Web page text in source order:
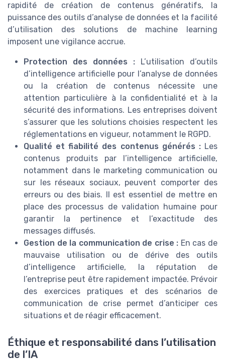
rapidité de création de contenus génératifs, la
puissance des outils d’analyse de données et la facilité
d’utilisation des solutions de machine learning
imposent une vigilance accrue.
Protection des données : L’utilisation d’outils
d’intelligence artificielle pour l’analyse de données
ou la création de contenus nécessite une
attention particulière à la confidentialité et à la
sécurité des informations. Les entreprises doivent
s’assurer que les solutions choisies respectent les
réglementations en vigueur, notamment le RGPD.
Qualité et fiabilité des contenus générés :Les
contenus produits par l’intelligence artificielle,
notamment dans le marketing communication ou
sur les réseaux sociaux, peuvent comporter des
erreurs ou des biais. Il est essentiel de mettre en
place des processus de validation humaine pour
garantir la pertinence et l’exactitude des
messages diffusés.
Gestion de la communication de crise : En cas de
mauvaise utilisation ou de dérive des outils
d’intelligence artificielle, la réputation de
l’entreprise peut être rapidement impactée. Prévoir
des exercices pratiques et des scénarios de
communication de crise permet d’anticiper ces
situations et de réagir efficacement.
Éthique et responsabilité dans l’utilisation
de l’IA